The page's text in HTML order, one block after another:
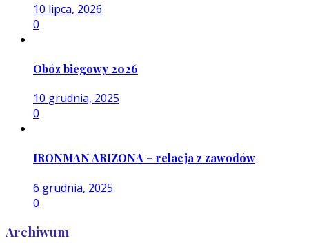
10 lipca, 2026
0
Obóz biegowy 2026
10 grudnia, 2025
0
IRONMAN ARIZONA – relacja z zawodów
6 grudnia, 2025
0
Archiwum